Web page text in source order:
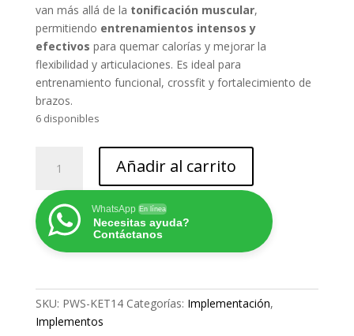
van más allá de la tonificación muscular,
permitiendo entrenamientos intensos y
efectivos para quemar calorías y mejorar la
flexibilidad y articulaciones. Es ideal para
entrenamiento funcional, crossfit y fortalecimiento de
brazos.
6 disponibles
PESA
RUSA
14
KG
Añadir al carrito
WhatsApp En línea
Necesitas ayuda?
Contáctanos
SKU: PWS-KET14 Categorías: Implementación,
Implementos